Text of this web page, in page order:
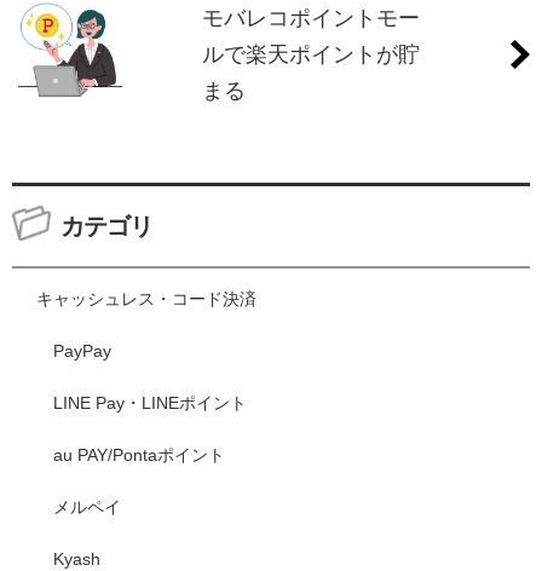
モバレコポイントモー
ルで楽天ポイントが貯
まる
カテゴリ
キャッシュレス・コード決済
PayPay
LINE Pay・LINEポイント
au PAY/Pontaポイント
メルペイ
Kyash